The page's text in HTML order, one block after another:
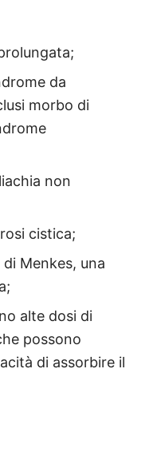
da
morbo di
non
cistica;
Menkes, una
alte dosi di
possono
di assorbire il